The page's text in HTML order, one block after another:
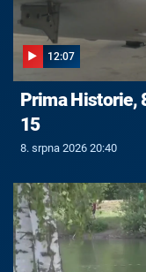
12:07
Prima Historie,
15
8. srpna 2026 20:40